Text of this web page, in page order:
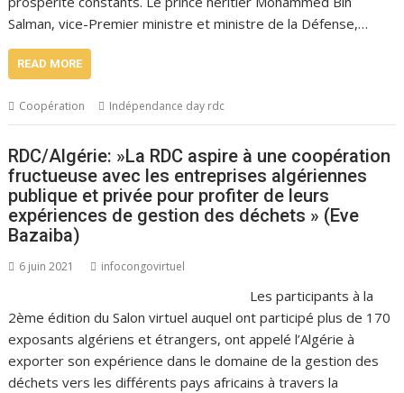
Salman, vice-Premier ministre et ministre de la Défense,…
READ MORE
Coopération Indépendance day rdc
RDC/Algérie: »La RDC aspire à une coopération
fructueuse avec les entreprises algériennes
publique et privée pour profiter de leurs
expériences de gestion des déchets » (Eve
Bazaiba)
6 juin 2021 infocongovirtuel
Les participants à la
2ème édition du Salon virtuel auquel ont participé plus de 170
exposants algériens et étrangers, ont appelé l’Algérie à
exporter son expérience dans le domaine de la gestion des
déchets vers les différents pays africains à travers la